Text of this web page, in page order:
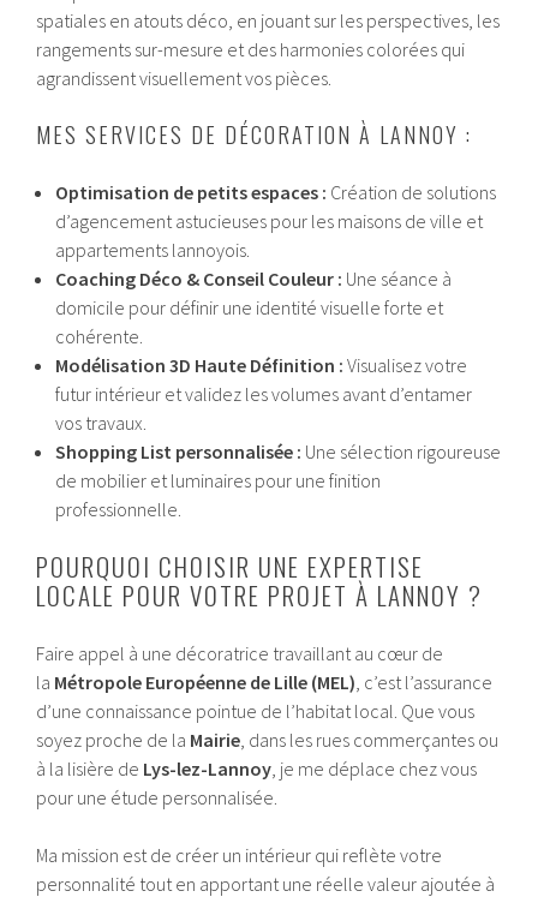
spatiales en atouts déco, en jouant sur les perspectives, les
rangements sur-mesure et des harmonies colorées qui
agrandissent visuellement vos pièces.
MES SERVICES DE DÉCORATION À LANNOY :
Optimisation de petits espaces : Création de solutions
d’agencement astucieuses pour les maisons de ville et
appartements lannoyois.
Coaching Déco & Conseil Couleur : Une séance à
domicile pour définir une identité visuelle forte et
cohérente.
Modélisation 3D Haute Définition : Visualisez votre
futur intérieur et validez les volumes avant d’entamer
vos travaux.
Shopping List personnalisée : Une sélection rigoureuse
de mobilier et luminaires pour une finition
professionnelle.
POURQUOI CHOISIR UNE EXPERTISE
LOCALE POUR VOTRE PROJET À LANNOY ?
Faire appel à une décoratrice travaillant au cœur de
la Métropole Européenne de Lille (MEL) , c’est l’assurance
d’une connaissance pointue de l’habitat local. Que vous
soyez proche de la Mairie , dans les rues commerçantes ou
à la lisière de Lys-lez-Lannoy , je me déplace chez vous
pour une étude personnalisée.
Ma mission est de créer un intérieur qui reflète votre
personnalité tout en apportant une réelle valeur ajoutée à